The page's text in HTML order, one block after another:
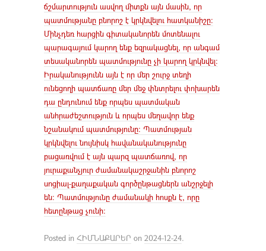
ճշմարտություն ասվող միտքն այն մասին, որ
պատմությանը բնորոշ է կրկնվելու հատկանիշը։
Մինչդեռ հարցին գիտականորեն մոտենալու
պարագայում կարող ենք եզրակացնել, որ անգամ
տեսականորեն պատմությունը չի կարող կրկնվել:
Իրականությունն այն է որ մեր շուրջ տեղի
ունեցողի պատճառը մեր մեջ փնտրելու փոխարեն
դա ընդունում ենք որպես պատմական
անհրաժեշտություն և որպես մեղավոր ենք
նշանակում պատմությունը: Պատմության
կրկնվելու նույնիսկ հավանականությունը
բացառվում է այն պարզ պատճառով, որ
յուրաքանչյուր ժամանակաշրջանին բնորոշ
սոցիալ-քաղաքական գործընթացներն անշրջելի
են: Պատմությունը ժամանակի հոսքն է, որը
հետընթաց չունի:
Posted in ՀԻՄՆԱՔԱՐԵՐ on 2024-12-24.